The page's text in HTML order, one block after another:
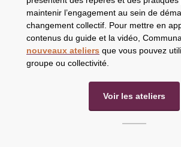
maintenir l’engagement au sein de
changement collectif. Pour mettre en
contenus du guide et la vidéo,
nouveaux ateliers que vous pouvez
groupe ou collectivité.
Voir les ateliers